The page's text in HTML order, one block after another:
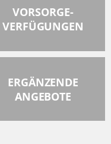
VORSORGE-
VERFÜGUNGEN
ERGÄNZENDE
ANGEBOTE